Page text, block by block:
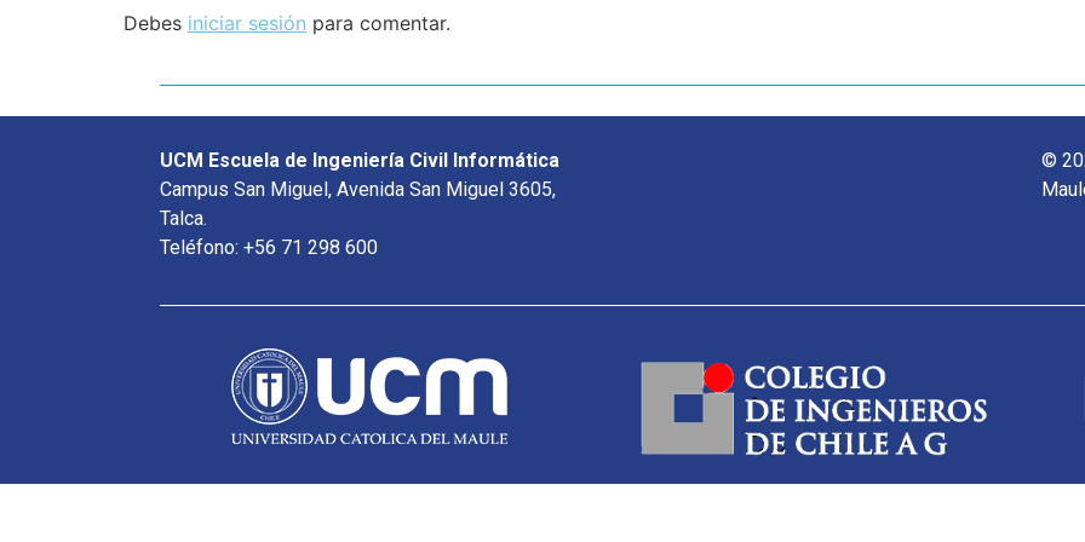
Debes iniciar sesión para comentar.
UCM Escuela de Ingeniería Civil Informática
Campus San Miguel, Avenida San Miguel 3605,
Talca.
Teléfono: +56 71 298 600
©